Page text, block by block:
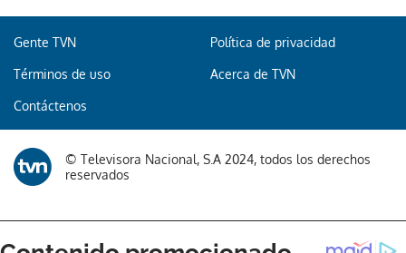
Gente TVN Política de privacidad
Términos de uso Acerca de TVN
Contáctenos
© Televisora Nacional, S.A 2024, todos los derechos
reservados